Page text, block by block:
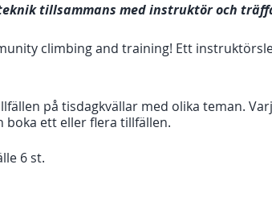
tillsammans med instruktör och
climbing and training! Ett
på tisdagkvällar med olika teman.
boka ett eller flera tillfällen.
6 st.